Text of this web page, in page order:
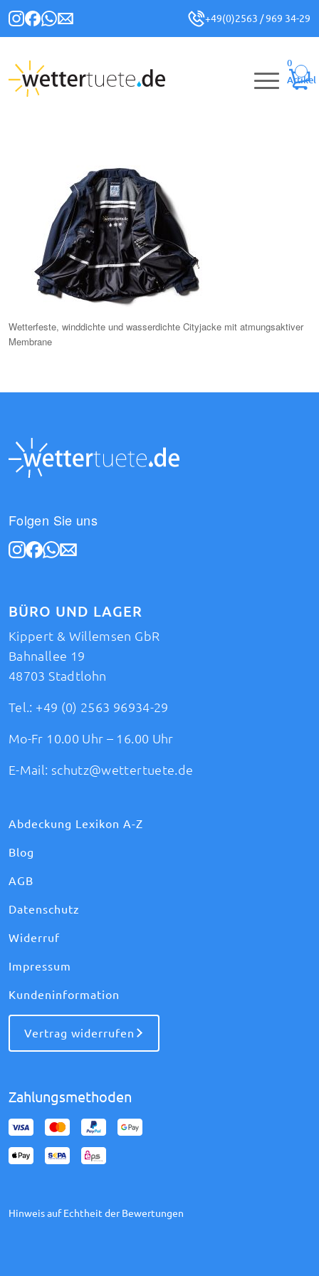
+49(0)2563 / 969 34-29
0
Artikel
Wetterfeste, winddichte und wasserdichte Cityjacke mit atmungsaktiver
Membrane
Folgen Sie uns
BÜRO UND LAGER
Kippert & Willemsen GbR
Bahnallee 19
48703 Stadtlohn
Tel.: +49 (0) 2563 96934-29
Mo-Fr 10.00 Uhr – 16.00 Uhr
E-Mail: schutz@wettertuete.de
Abdeckung Lexikon A-Z
Blog
AGB
Datenschutz
Widerruf
Impressum
Kundeninformation
Vertrag widerrufen
Zahlungsmethoden
Hinweis auf Echtheit der Bewertungen